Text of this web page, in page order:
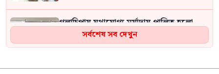
গলাচিপায় যথাযোগ্য মর্যাদায় পালিত হলো
জুলাই গণঅভ্যুত্থান দিবস
সর্বশেষ সব দেখুন